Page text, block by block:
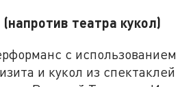
театра кукол)
с использованием
и кукол из спектаклей